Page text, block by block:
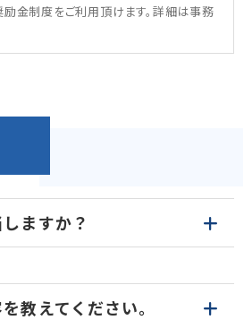
金制度をご利用頂けます。詳細は事務
ますか？
教えてください。